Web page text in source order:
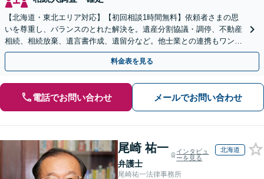
【北海道・東北エリア対応】【初回相談1時間無料】依頼者さまの思
いを尊重し、バランスのとれた解決を。遺産分割協議・調停、不動産
相続、相続放棄、遺言書作成、遺留分など。他士業との連携もワンス
トップで対応します【休日・夜間面談OK】
料金表を見る
電話でお問い合わせ メールでお問い合わせ
尾崎 祐一
弁護士
インタビュ
ーを見る
北海道
尾崎祐一法律事務所